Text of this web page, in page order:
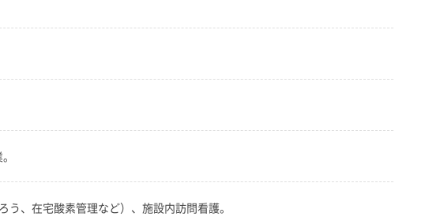
、在宅酸素管理など）、施設内訪問看護。